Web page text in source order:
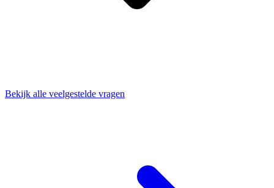
Bekijk alle veelgestelde vragen